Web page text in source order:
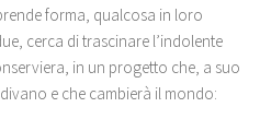
forma, qualcosa in loro
cerca di trascinare l’indolente
in un progetto che, a suo
e che cambierà il mondo: